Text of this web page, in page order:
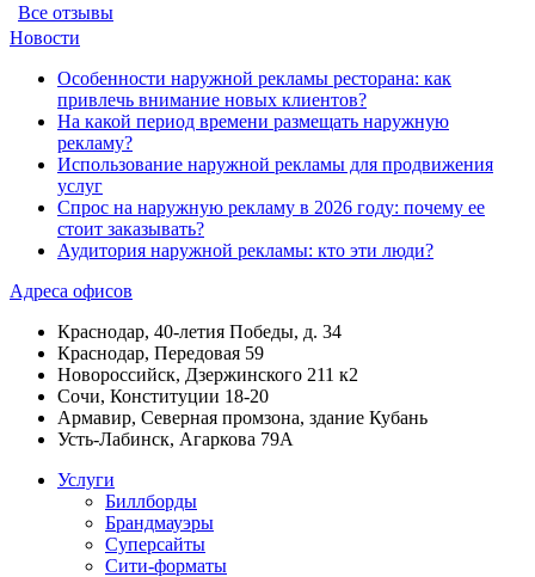
Все отзывы
Новости
Особенности наружной рекламы ресторана: как
привлечь внимание новых клиентов?
На какой период времени размещать наружную
рекламу?
Использование наружной рекламы для продвижения
услуг
Спрос на наружную рекламу в 2026 году: почему ее
стоит заказывать?
Аудитория наружной рекламы: кто эти люди?
Адреса офисов
Краснодар, 40-летия Победы, д. 34
Краснодар, Передовая 59
Новороссийск, Дзержинского 211 к2
Сочи, Конституции 18-20
Армавир, Северная промзона, здание Кубань
Усть-Лабинск, Агаркова 79А
Услуги
Биллборды
Брандмауэры
Суперсайты
Сити-форматы